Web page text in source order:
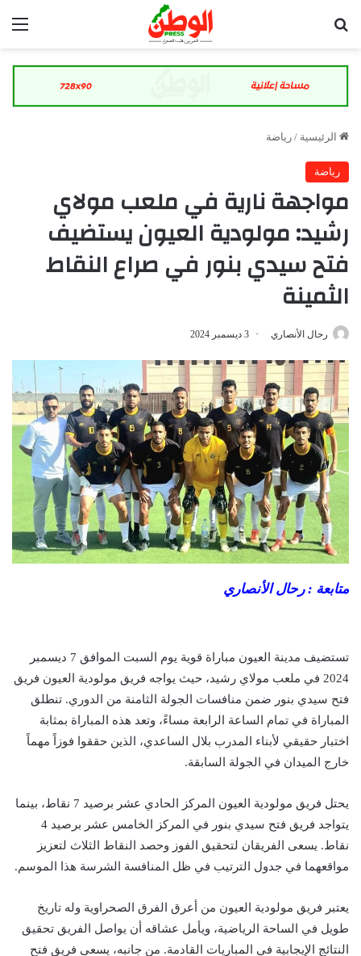
الرئيسية / رياضة
رياضة
مواجهة نارية في ملعب مولاي
رشيد: مولودية العيون يستضيف
فتح سيدي بنور في صراع النقاط
الثمينة
رحال الأنصاري 3 ديسمبر 2024
متابعة : رحال الأنصاري
تستضيف مدينة العيون مباراة قوية يوم السبت الموافق 7 ديسمبر
2024 في ملعب مولاي رشيد، حيث يواجه فريق مولودية العيون فريق
فتح سيدي بنور ضمن منافسات الجولة الثامنة من الدوري. تنطلق
المباراة في تمام الساعة الرابعة مساءً، وتعد هذه المباراة بمثابة
اختبار حقيقي لأبناء المدرب بلال الساعدي، الذين حققوا فوزاً مهماً
خارج الميدان في الجولة السابقة.
يحتل فريق مولودية العيون المركز الحادي عشر برصيد 7 نقاط، بينما
يتواجد فريق فتح سيدي بنور في المركز الخامس عشر برصيد 4
نقاط. يسعى الفريقان لتحقيق الفوز وحصد النقاط الثلاث لتعزيز
مواقعهما في جدول الترتيب في ظل المنافسة الشرسة هذا الموسم.
يعتبر فريق مولودية العيون من أعرق الفرق الصحراوية وله تاريخ
طويل في الساحة الرياضية، ويأمل عشاقه أن يواصل الفريق تحقيق
النتائج الإيجابية في المباريات القادمة. من جانبه، يسعى فريق فتح